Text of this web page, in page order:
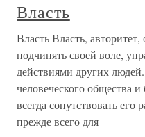
Власть
Власть Власть,
подчинять своей воле,
действиями других
человеческого общества
всегда сопутствовать
прежде всего для